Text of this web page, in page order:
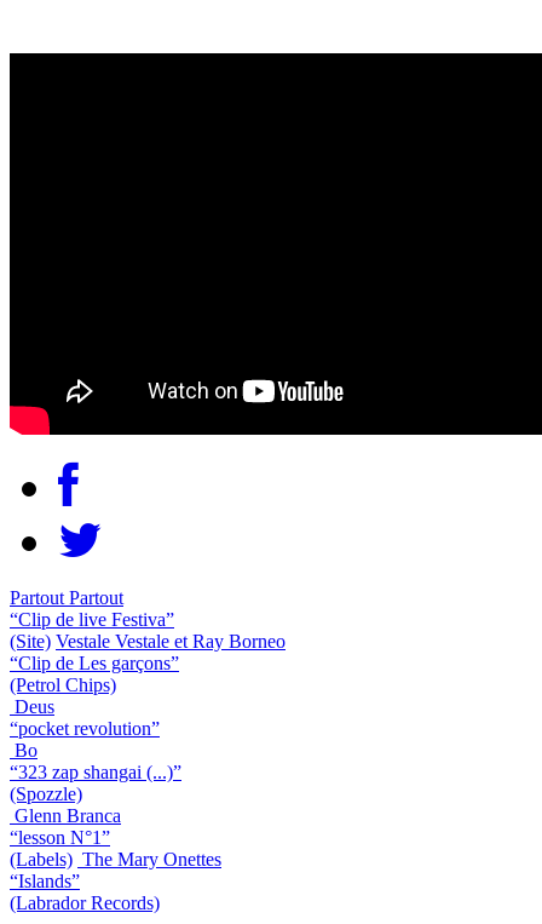
Partout Partout
“Clip de live Festiva”
(Site) Vestale Vestale et Ray Borneo
“Clip de Les garçons”
(Petrol Chips)
Deus
“pocket revolution”
Bo
“323 zap shangai (...)”
(Spozzle)
Glenn Branca
“lesson N°1”
(Labels) The Mary Onettes
“Islands”
(Labrador Records)